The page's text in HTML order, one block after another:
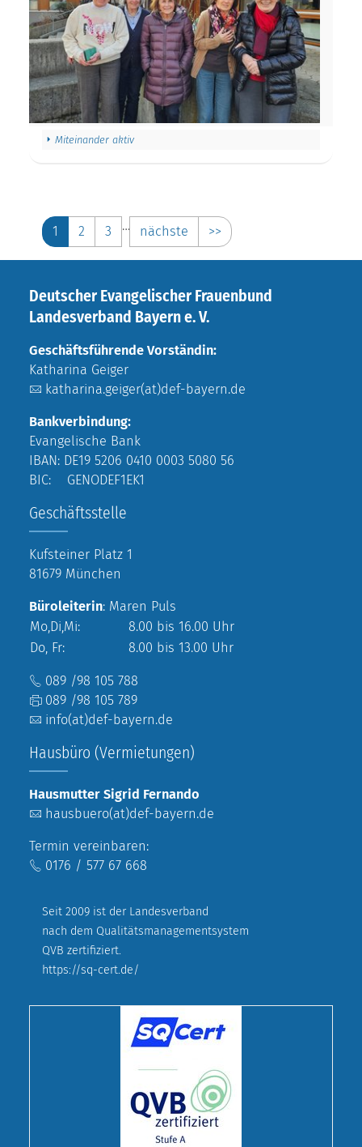
Miteinander aktiv
1 2 3 … nächste >>
Deutscher Evangelischer Frauenbund
Landesverband Bayern e. V.
Geschäftsführende Vorständin:
Katharina Geiger
katharina.geiger(at)def-bayern.de
Bankverbindung:
Evangelische Bank
IBAN: DE19 5206 0410 0003 5080 56
BIC: GENODEF1EK1
Geschäftsstelle
Kufsteiner Platz 1
81679 München
Büroleiterin: Maren Puls
Mo,Di,Mi:
8.00 bis 16.00 Uhr
Do, Fr:
8.00 bis 13.00 Uhr
089 /98 105 788
089 /98 105 789
info(at)def-bayern.de
Hausbüro (Vermietungen)
Hausmutter Sigrid Fernando
hausbuero(at)def-bayern.de
Termin vereinbaren:
0176 / 577 67 668
Seit 2009 ist der Landesverband
nach dem Qualitätsmanagementsystem
QVB zertifiziert.
https://sq-cert.de/